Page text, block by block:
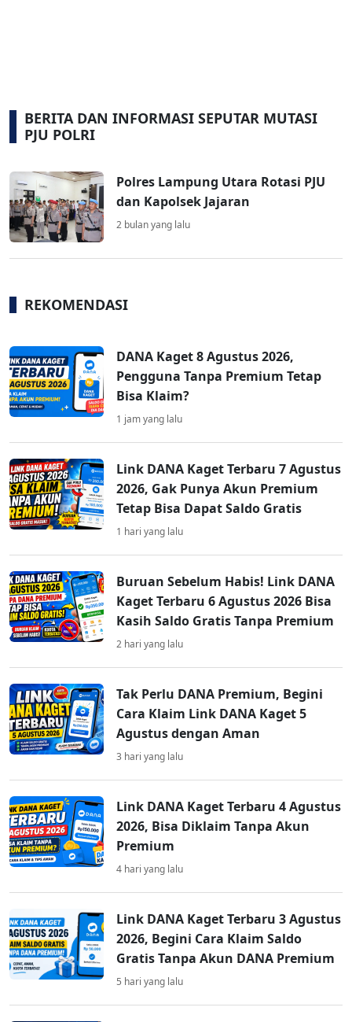
BERITA DAN INFORMASI SEPUTAR MUTASI
PJU POLRI
Polres Lampung Utara Rotasi PJU
dan Kapolsek Jajaran
2 bulan yang lalu
REKOMENDASI
DANA Kaget 8 Agustus 2026,
Pengguna Tanpa Premium Tetap
Bisa Klaim?
1 jam yang lalu
Link DANA Kaget Terbaru 7 Agustus
2026, Gak Punya Akun Premium
Tetap Bisa Dapat Saldo Gratis
1 hari yang lalu
Buruan Sebelum Habis! Link DANA
Kaget Terbaru 6 Agustus 2026 Bisa
Kasih Saldo Gratis Tanpa Premium
2 hari yang lalu
Tak Perlu DANA Premium, Begini
Cara Klaim Link DANA Kaget 5
Agustus dengan Aman
3 hari yang lalu
Link DANA Kaget Terbaru 4 Agustus
2026, Bisa Diklaim Tanpa Akun
Premium
4 hari yang lalu
Link DANA Kaget Terbaru 3 Agustus
2026, Begini Cara Klaim Saldo
Gratis Tanpa Akun DANA Premium
5 hari yang lalu